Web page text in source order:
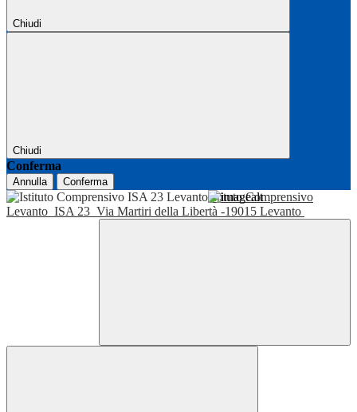
Chiudi
Chiudi
Conferma
Annulla Conferma
Istituto Comprensivo
Levanto ISA 23 Via Martiri della Libertà -19015 Levanto